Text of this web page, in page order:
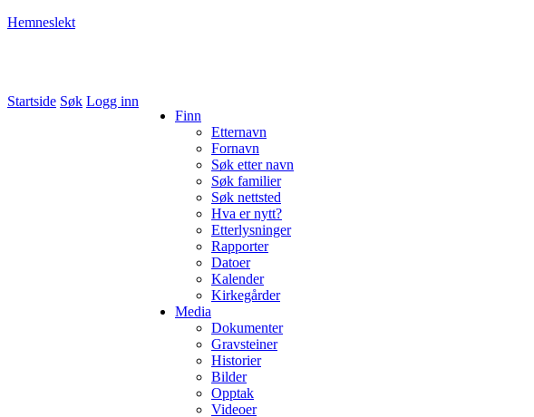
Hemneslekt
Startside Søk Logg inn
Finn
Etternavn
Fornavn
Søk etter navn
Søk familier
Søk nettsted
Hva er nytt?
Etterlysninger
Rapporter
Datoer
Kalender
Kirkegårder
Media
Dokumenter
Gravsteiner
Historier
Bilder
Opptak
Videoer